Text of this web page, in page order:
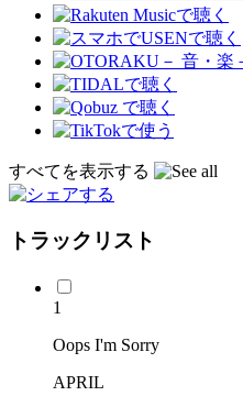
すべてを表示する
トラックリスト
1
Oops I'm Sorry
APRIL